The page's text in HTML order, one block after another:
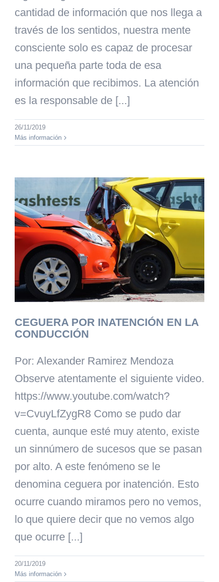
cantidad de información que nos llega a
través de los sentidos, nuestra mente
consciente solo es capaz de procesar
una pequeña parte toda de esa
información que recibimos. La atención
es la responsable de [...]
26/11/2019
Más información
CEGUERA POR INATENCIÓN EN LA
CONDUCCIÓN
Por: Alexander Ramirez Mendoza
Observe atentamente el siguiente video.
https://www.youtube.com/watch?
v=CvuyLfZygR8 Como se pudo dar
cuenta, aunque esté muy atento, existe
un sinnúmero de sucesos que se pasan
por alto. A este fenómeno se le
denomina ceguera por inatención. Esto
ocurre cuando miramos pero no vemos,
lo que quiere decir que no vemos algo
que ocurre [...]
20/11/2019
Más información